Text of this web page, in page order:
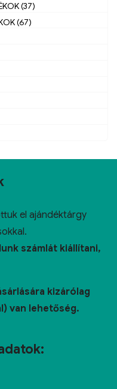
(37)
(67)
el ajándéktárgy
számlát kiállítani,
kizárólag
van lehetőség.